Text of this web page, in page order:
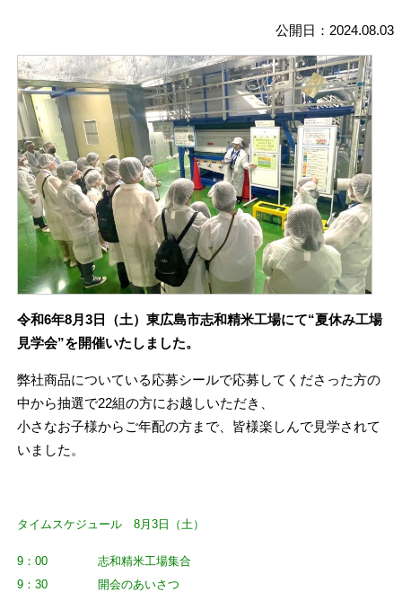
公開日：2024.08.03
令和6年8月3日（土）東広島市志和精米工場にて“夏休み工場
見学会”を開催いたしました。
弊社商品についている応募シールで応募してくださった方の
中から抽選で22組の方にお越しいただき、
小さなお子様からご年配の方まで、皆様楽しんで見学されて
いました。
タイムスケジュール 8月3日（土）
9：00 志和精米工場集合
9：30 開会のあいさつ